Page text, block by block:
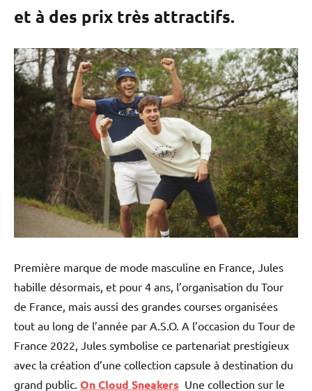
et à des prix très attractifs.
Première marque de mode masculine en France, Jules
habille désormais, et pour 4 ans, l’organisation du Tour
de France, mais aussi des grandes courses organisées
tout au long de l’année par A.S.O. A l’occasion du Tour de
France 2022, Jules symbolise ce partenariat prestigieux
avec la création d’une collection capsule à destination du
grand public. On Cloud Sneakers Une collection sur le